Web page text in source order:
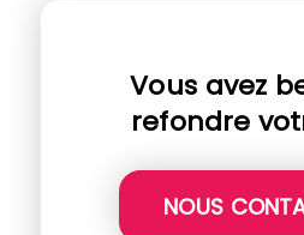
Vous avez
refondre
NOUS